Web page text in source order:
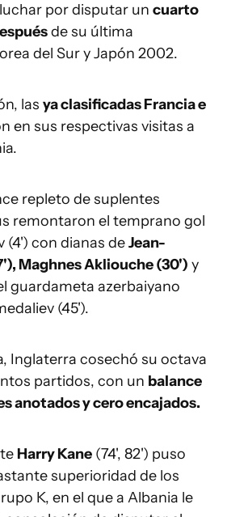
por disputar un cuarto
de su última
del Sur y Japón 2002.
las ya clasificadas Francia e
en sus respectivas visitas a
repleto de suplentes
remontaron el temprano gol
(4') con dianas deJean-
Maghnes Akliouche (30') y
guardameta azerbaiyano
(45').
Inglaterra cosechó su octava
partidos, con un balance
anotados y cero encajados.
Harry Kane (74', 82') puso
superioridad de los
K, en el que a Albania le